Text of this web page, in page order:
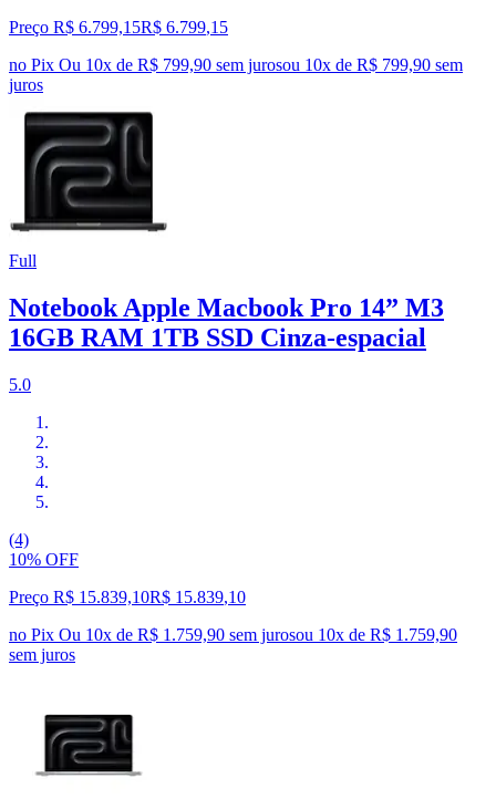
Preço R$ 6.799,15R$ 6.799,15
no Pix Ou 10x de R$ 799,90 sem jurosou 10x de R$ 799,90 sem
juros
Full
Notebook Apple Macbook Pro 14” M3
16GB RAM 1TB SSD Cinza-espacial
5.0
(4)
10% OFF
Preço R$ 15.839,10R$ 15.839,10
no Pix Ou 10x de R$ 1.759,90 sem jurosou 10x de R$ 1.759,90
sem juros